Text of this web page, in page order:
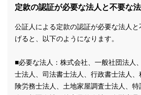
定款の認証が必要な法人と不要な
公証人による定款の認証が必要な法人
げると、以下のようになります。
■必要な法人：株式会社、一般社団法人
士法人、司法書士法人、行政書士法人
険労務士法人、土地家屋調査士法人、